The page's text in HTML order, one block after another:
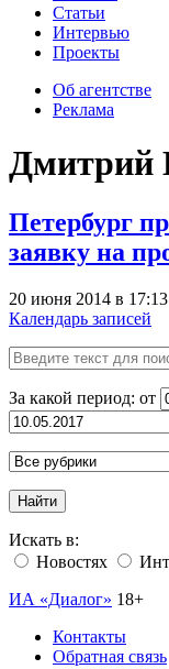
Статьи
Интервью
Проекты
Об агентстве
Реклама
Дмитрий
Петербург
заявку на
20 июня 2014 в 17:13
Календарь записей
За какой период: от
Найти
Искать в:
Новостях
ИА «Диалог» 18+
Контакты
Обратная связь